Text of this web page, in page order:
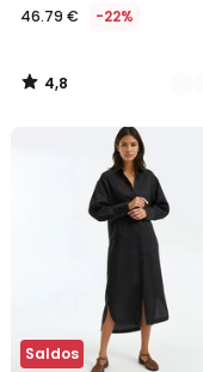
46.79 € -22%
4,8
/
Saldos